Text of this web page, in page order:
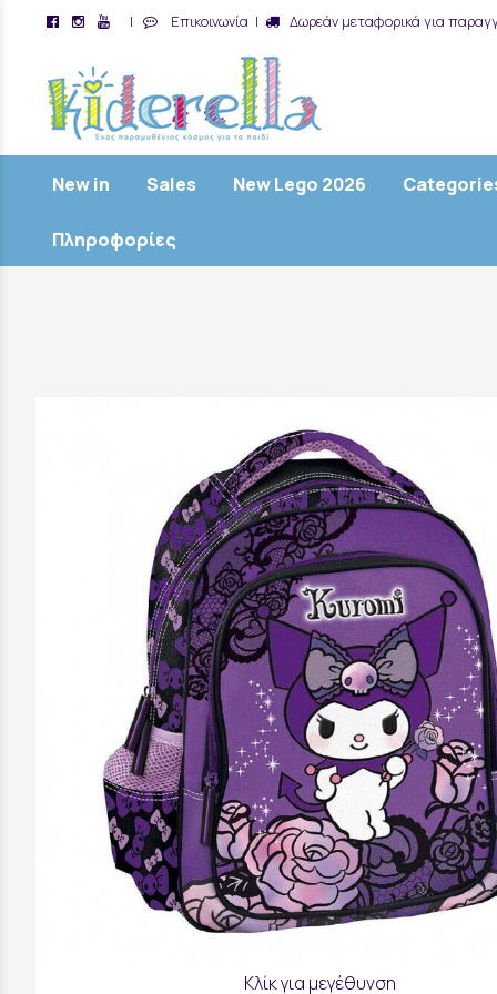
| Επικοινωνία | Δωρεάν μεταφορικά για
New in Sales New Lego 2026
Πληροφορίες
Κλίκ για μεγέθυνση